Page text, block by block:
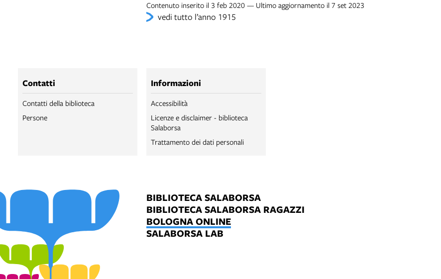
Contenuto inserito il 3 feb 2020 — Ultimo aggiornamento il 7 set 2023
vedi tutto l’anno 1915
Contatti
Contatti della biblioteca
Persone
Informazioni
Accessibilità
Licenze e disclaimer - biblioteca
Salaborsa
Trattamento dei dati personali
BIBLIOTECA SALABORSA
BIBLIOTECA SALABORSA RAGAZZI
BOLOGNA ONLINE
SALABORSA LAB